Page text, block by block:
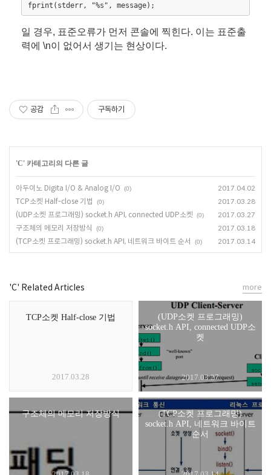
일 경우, 표준오류가 먼저 콘솔에 찍힌다. 이는 표준출
력에 \n이 없어서 생기는 현상이다.
공감 구독하기
'C' 카테고리의 다른 글
아두이노 Digita I/O & Analog I/O (0) 2017.04.02
TCP소켓 Half-close 기법 (0) 2017.03.28
(UDP소켓 프로그래밍) socket.h API, connected UDP소켓 (0) 2017.03.27
구조체의 메모리 저장방식 (0) 2017.03.18
(TCP소켓 프로그래밍) socket.h API, 네트워크 바이트 순서 (0) 2017.03.14
'C' Related Articles
TCP소켓 Half-close 기법
2017.03.28
(UDP소켓 프로그래밍)
socket.h API, connected UDP소
켓
2017.03.27
구조체의 메모리 저장방식
(TCP소켓 프로그래밍)
socket.h API, 네트워크 바이트
순서
more